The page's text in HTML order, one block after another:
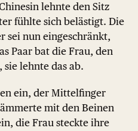
lehnte den Sitz
fühlte sich belästigt. Die
sei nun eingeschränkt,
Paar bat die Frau, den
sie lehnte das ab.
ein, der Mittelfinger
mit den Beinen
die Frau steckte ihre